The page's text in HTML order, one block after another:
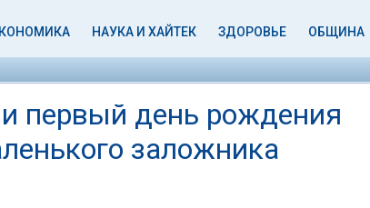
НАУКА И ХАЙТЕК ЗДОРОВЬЕ ОБЩИНА
первый день рождения
заложника